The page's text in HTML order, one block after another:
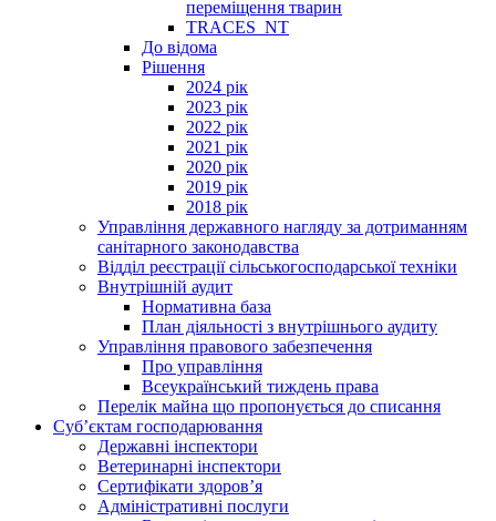
переміщення тварин
TRACES_NT
До відома
Рішення
2024 рік
2023 рік
2022 рік
2021 рік
2020 рік
2019 рік
2018 рік
Управління державного нагляду за дотриманням
санітарного законодавства
Відділ реєстрації сільськогосподарської техніки
Внутрішній аудит
Нормативна база
План діяльності з внутрішнього аудиту
Управління правового забезпечення
Про управління
Всеукраїнський тиждень права
Перелік майна що пропонується до списання
Суб’єктам господарювання
Державні інспектори
Ветеринарні інспектори
Сертифікати здоров’я
Адміністративні послуги